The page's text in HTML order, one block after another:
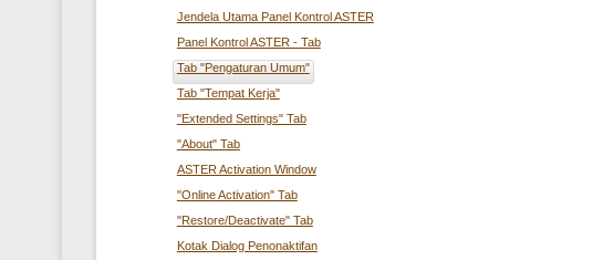
Jendela Utama Panel Kontrol ASTER
Panel Kontrol ASTER - Tab
Tab "Pengaturan Umum"
Tab "Tempat Kerja"
"Extended Settings" Tab
"About" Tab
ASTER Activation Window
"Online Activation" Tab
"Restore/Deactivate" Tab
Kotak Dialog Penonaktifan